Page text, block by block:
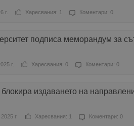
г. Харесвания: 1 Коментари: 0
подписа меморандум за
г. Харесвания: 0 Коментари: 0
издаването на
г. Харесвания: 1 Коментари: 0